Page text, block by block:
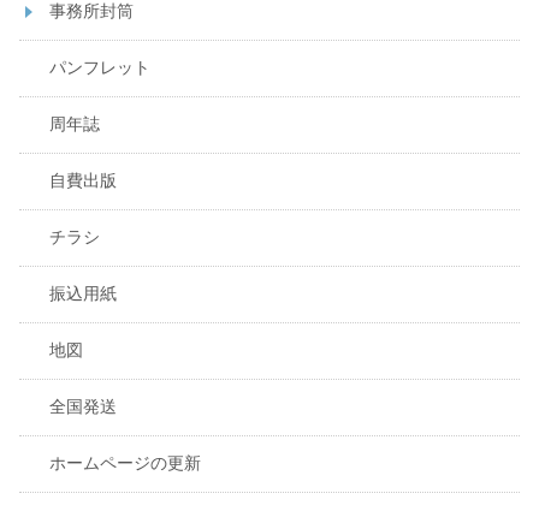
事務所封筒
パンフレット
周年誌
自費出版
チラシ
振込用紙
地図
全国発送
ホームページの更新